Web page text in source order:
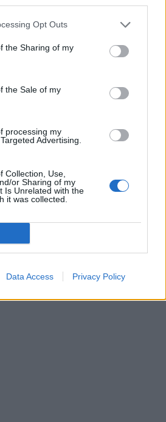
Opt Outs
the Sharing of my
the Sale of my
processing my
Advertising.
Collection, Use,
or Sharing of my
Is Unrelated with the
it was collected.
Data Access Privacy Policy